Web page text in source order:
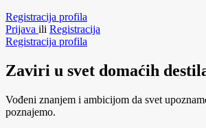
Registracija profila
Prijava ili Registracija
Registracija profila
Zaviri u svet domaćih
Vođeni znanjem i ambicijom da svet
poznajemo.